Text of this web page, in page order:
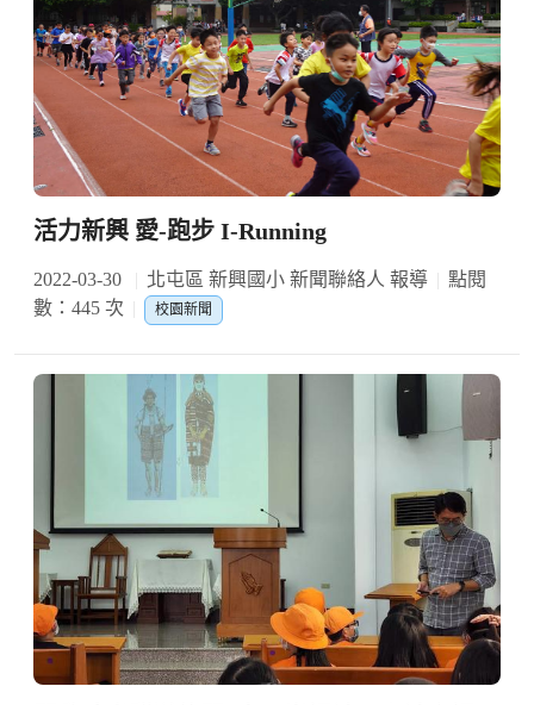
活力新興 愛-跑步 I-Running
2022-03-30 北屯區 新興國小 新聞聯絡人 報導
點閱
數：445 次
校園新聞